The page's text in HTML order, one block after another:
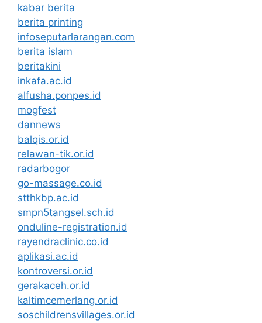
kabar berita
berita printing
infoseputarlarangan.com
berita islam
beritakini
inkafa.ac.id
alfusha.ponpes.id
mogfest
dannews
balqis.or.id
relawan-tik.or.id
radarbogor
go-massage.co.id
stthkbp.ac.id
smpn5tangsel.sch.id
onduline-registration.id
rayendraclinic.co.id
aplikasi.ac.id
kontroversi.or.id
gerakaceh.or.id
kaltimcemerlang.or.id
soschildrensvillages.or.id